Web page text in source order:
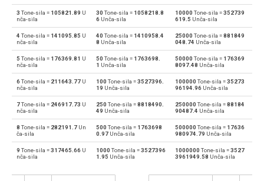
tnf Tone-sila za Groba sila Gf
Gf Groba sila za Tone-sila tnf
tnf Tone-sila za Giganewtons GN
GN Giganewtons za Tone-sila tnf
tnf Tone-sila za Džulih na meter J/m
J/m Džulih na meter za Tone-sila tnf
tnf Tone-sila za Kilogram-force kgf
Kilogram-force za Tone-sila
3 Tone-sila = 105821.89 U
nča-sila
30 Tone-sila = 1058218.8
6Unča-sila
10000 Tone-sila =352739
619.5 Unča-sila
4 Tone-sila = 141095.85 U
nča-sila
40 Tone-sila = 1410958.4
8 Unča-sila
25000 Tone-sila =881849
048.74 Unča-sila
5 Tone-sila = 176369.81 U
nča-sila
50 Tone-sila = 1763698.
1 Unča-sila
50000 Tone-sila = 176369
8097.48 Unča-sila
6Tone-sila = 211643.77 U
nča-sila
100 Tone-sila =3527396.
19 Unča-sila
100000 Tone-sila =35273
96194.96 Unča-sila
7Tone-sila = 246917.73 U
nča-sila
250 Tone-sila =8818490.
49 Unča-sila
250000 Tone-sila =88184
90487.4 Unča-sila
8 Tone-sila = 282191.7 Un
ča-sila
500 Tone-sila = 1763698
0.97Unča-sila
500000 Tone-sila = 17636
980974.79 Unča-sila
9 Tone-sila =317465.66 U
nča-sila
1000 Tone-sila =3527396
1.95 Unča-sila
1000000 Tone-sila =3527
3961949.58 Unča-sila